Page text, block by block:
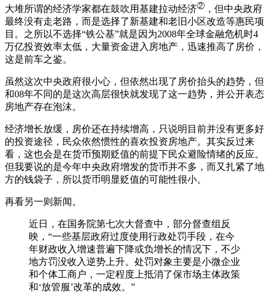
大堆所谓的经济学家都在鼓吹用基建拉动经济② ，但中央政府
最终没有走老路，而是选择了新基建和老旧小区改造等惠民项
目。之所以不选择“铁公基”就是因为2008年全球金融危机时4
万亿投资效率太低，大量资金进入房地产，迅速推高了房价，
这是前车之鉴。
虽然这次中央政府很小心，但依然出现了房价抬头的趋势，但
和08年不同的是这次高层很快就发现了这一趋势，并公开表态
房地产存在泡沫。
经济增长放缓，房价还在持续增高，只说明目前并没有更多好
的投资途径，民众依然惯性的喜欢投资房地产。其实反过来
看，这也会是在货币预期贬值的前提下民众避险情绪的反应。
但我要说的是今年中央政府增发的货币并不多，而又扎紧了地
方的钱袋子，所以货币明显贬值的可能性很小。
再看另一则新闻。
近日，在国务院第七次大督查中，部分督查组反
映，“一些基层政府过度使用行政处罚手段，在今
年财政收入增速普遍下降或负增长的情况下，不少
地方罚没收入逆势上升。处罚对象主要是小微企业
和个体工商户，一定程度上抵消了保市场主体政策
和‘放管服’改革的成效。”